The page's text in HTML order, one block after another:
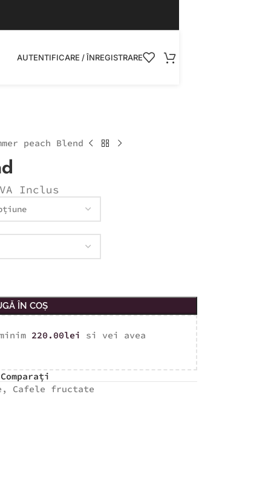
AUTENTIFICARE / ÎNREGISTRARE
peach Blend
Inclus
ÎN COȘ
220.00lei si vei avea
Comparați
, Cafele fructate